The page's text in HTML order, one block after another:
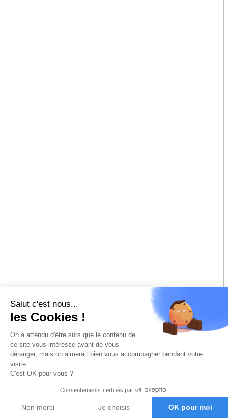
Salut c'est nous...
les Cookies !
On a attendu d'être sûrs que le contenu de
ce site vous intéresse avant de vous
déranger, mais on aimerait bien vous accompagner pendant votre
visite...
C'est OK pour vous ?
Consentements certifiés par
Non merci Je choisis OK pour moi